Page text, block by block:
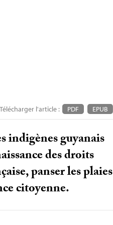
l'article : PDF EPUB
indigènes guyanais
des droits
panser les plaies
citoyenne.